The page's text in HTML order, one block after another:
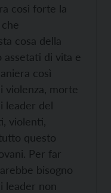
così forte la
cosa della
assetati di vita e
così
violenza, morte
leader del
violenti,
questo
Per far
bisogno
leader non